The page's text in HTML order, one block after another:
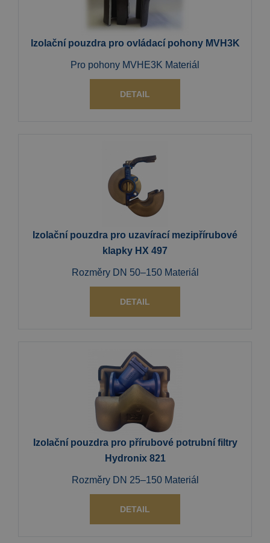
Izolační pouzdra pro ovládací pohony MVH3K
Pro pohony MVHE3K Materiál
DETAIL
Izolační pouzdra pro uzavírací mezipřírubové
klapky HX 497
Rozměry DN 50–150 Materiál
DETAIL
Izolační pouzdra pro přírubové potrubní filtry
Hydronix 821
Rozměry DN 25–150 Materiál
DETAIL